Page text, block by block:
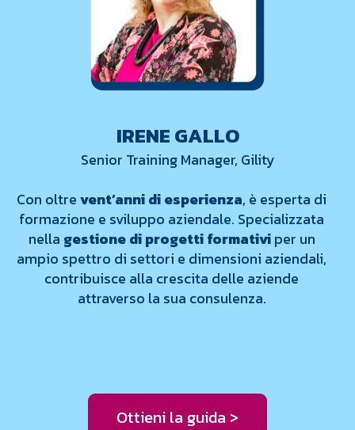
IRENE GALLO
Senior Training Manager, Gility
Con oltrevent’anni di esperienza, è esperta di
formazione e sviluppo aziendale. Specializzata
nella gestione di progetti formativiper un
ampio spettro di settori e dimensioni aziendali,
contribuisce alla crescita delle aziende
attraverso la sua consulenza.
Ottieni la guida >